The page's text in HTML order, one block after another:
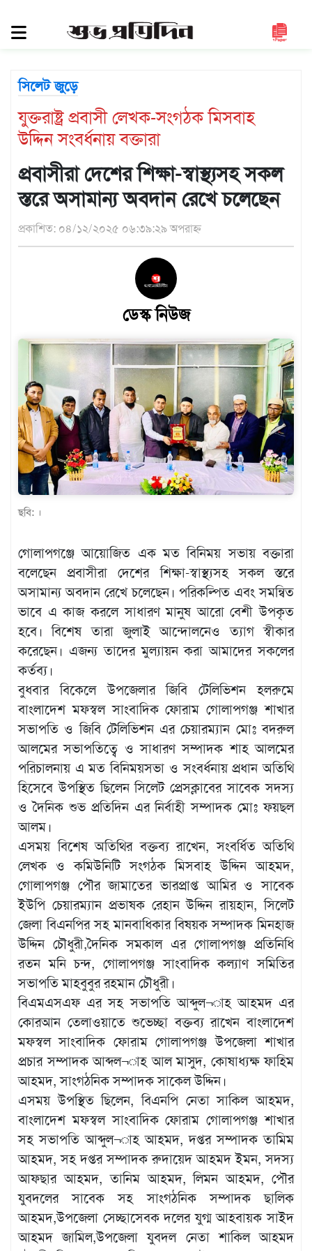
সিলেট
মৌলভীবাজার
হবিগঞ্জ
জাতীয়
রাজনীতি
দেশজুড়ে
আন্তর্জাতিক
বিনোদন
এক্সক্লুসিভ
শিক্ষাঙ্গন
অর্থনীতি
মতামত
অন্যান্য
সিলেট জুড়ে
যুক্তরাষ্ট্র প্রবাসী লেখক-সংগঠক মিসবাহ
উদ্দিন সংবর্ধনায় বক্তারা
প্রবাসীরা দেশের শিক্ষা-স্বাস্থ্যসহ সকল
স্তরে অসামান্য অবদান রেখে চলেছেন
প্রকাশিত: ০৪/১২/২০২৫ ০৬:৩৯:২৯ অপরাহ্ন
ডেস্ক নিউজ
ছবি: ।
গোলাপগঞ্জে আয়োজিত এক মত বিনিময় সভায় বক্তারা
বলেছেন প্রবাসীরা দেশের শিক্ষা-স্বাস্থ্যসহ সকল স্তরে
অসামান্য অবদান রেখে চলেছেন। পরিকল্পিত এবং সমন্বিত
ভাবে এ কাজ করলে সাধারণ মানুষ আরো বেশী উপকৃত
হবে। বিশেষ তারা জুলাই আন্দোলনেও ত্যাগ স্বীকার
করেছেন। এজন্য তাদের মুল্যায়ন করা আমাদের সকলের
কর্তব্য।
বুধবার বিকেলে উপজেলার জিবি টেলিভিশন হলরুমে
বাংলাদেশ মফস্বল সাংবাদিক ফোরাম গোলাপগঞ্জ শাখার
সভাপতি ও জিবি টেলিভিশন এর চেয়ারম্যান মোঃ বদরুল
আলমের সভাপতিত্বে ও সাধারণ সম্পাদক শাহ আলমের
পরিচালনায় এ মত বিনিময়সভা ও সংবর্ধনায় প্রধান অতিথি
হিসেবে উপস্থিত ছিলেন সিলেট প্রেসক্লাবের সাবেক সদস্য
ও দৈনিক শুভ প্রতিদিন এর নির্বাহী সম্পাদক মোঃ ফয়ছল
আলম।
এসময় বিশেষ অতিথির বক্তব্য রাখেন, সংবর্ধিত অতিথি
লেখক ও কমিউনিটি সংগঠক মিসবাহ উদ্দিন আহমদ,
গোলাপগঞ্জ পৌর জামাতের ভারপ্রাপ্ত আমির ও সাবেক
ইউপি চেয়ারম্যান প্রভাষক রেহান উদ্দিন রায়হান, সিলেট
জেলা বিএনপির সহ মানবাধিকার বিষয়ক সম্পাদক মিনহাজ
উদ্দিন চৌধুরী,দৈনিক সমকাল এর গোলাপগঞ্জ প্রতিনিধি
রতন মনি চন্দ, গোলাপগঞ্জ সাংবাদিক কল্যাণ সমিতির
সভাপতি মাহবুবুর রহমান চৌধুরী।
বিএমএসএফ এর সহ সভাপতি আব্দুল¬াহ আহমদ এর
কোরআন তেলাওয়াতে শুভেচ্ছা বক্তব্য রাখেন বাংলাদেশ
মফস্বল সাংবাদিক ফোরাম গোলাপগঞ্জ উপজেলা শাখার
প্রচার সম্পাদক আব্দল¬াহ আল মাসুদ, কোষাধ্যক্ষ ফাহিম
আহমদ, সাংগঠনিক সম্পাদক সাকেল উদ্দিন।
এসময় উপস্থিত ছিলেন, বিএনপি নেতা সাকিল আহমদ,
বাংলাদেশ মফস্বল সাংবাদিক ফোরাম গোলাপগঞ্জ শাখার
সহ সভাপতি আব্দুল¬াহ আহমদ, দপ্তর সম্পাদক তামিম
আহমদ, সহ দপ্তর সম্পাদক রুদায়েদ আহমদ ইমন, সদস্য
আফছার আহমদ, তানিম আহমদ, লিমন আহমদ, পৌর
যুবদলের সাবেক সহ সাংগঠনিক সম্পাদক ছালিক
আহমদ,উপজেলা সেচ্ছাসেবক দলের যুগ্ম আহবায়ক সাইদ
আহমদ জামিল,উপজেলা যুবদল নেতা শাকিল আহমদ